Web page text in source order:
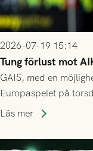
2026-07-19 15:14
Tung förlust mot
GAIS, med en
Europaspelet på
Stockholm . Men
lyckades få in 2-0.
Läs mer